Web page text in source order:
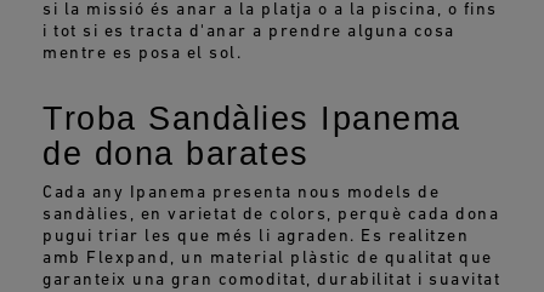
si la missió és anar a la platja o a la piscina, o fins
i tot si es tracta d'anar a prendre alguna cosa
mentre es posa el sol.
Troba Sandàlies Ipanema
de dona barates
Cada any Ipanema presenta nous models de
sandàlies, en varietat de colors, perquè cada dona
pugui triar les que més li agraden. Es realitzen
amb Flexpand, un material plàstic de qualitat que
garanteix una gran comoditat, durabilitat i suavitat